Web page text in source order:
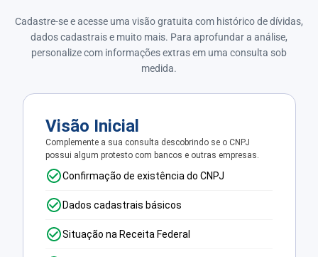
Cadastre-se e acesse uma visão gratuita com histórico de dívidas,
dados cadastrais e muito mais. Para aprofundar a análise,
personalize com informações extras em uma consulta sob
medida.
Visão Inicial
Complemente a sua consulta descobrindo se o CNPJ
possui algum protesto com bancos e outras empresas.
Confirmação de existência do CNPJ
Dados cadastrais básicos
Situação na Receita Federal